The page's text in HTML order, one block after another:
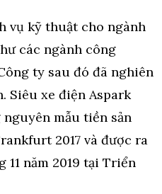
vụ kỹ thuật cho ngành
các ngành công
ty sau đó đã nghiên
Siêu xe điện Aspark
mẫu tiền sản
2017 và được ra
năm 2019 tại Triển